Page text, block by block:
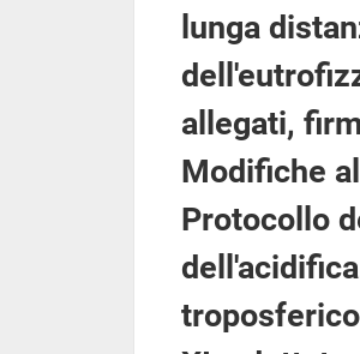
lunga
allegati,
Modifiche
Protocollo